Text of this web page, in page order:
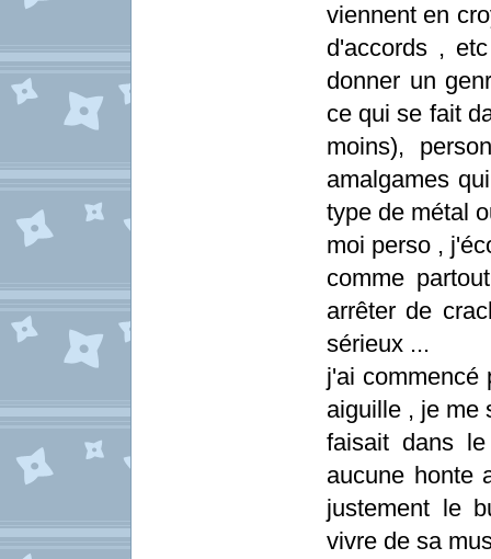
viennent en
d'accords ,
donner un
ce qui se fait
moins),
amalgames
type de métal
moi perso ,
comme
arrêter de
sérieux ...
j'ai commencé
aiguille , je me
faisait dans
aucune honte
justement le
vivre de sa